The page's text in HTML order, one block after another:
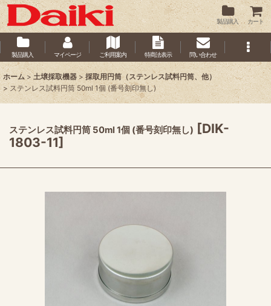
製品購入 カート
製品購入 マイページ ご利用案内 特商法表示 問い合わせ
ホーム > 土壌採取機器 > 採取用円筒（ステンレス試料円筒、他）
> ステンレス試料円筒 50ml 1個 (番号刻印無し)
ステンレス試料円筒 50ml 1個 (番号刻印無し) [DIK-
1803-11]